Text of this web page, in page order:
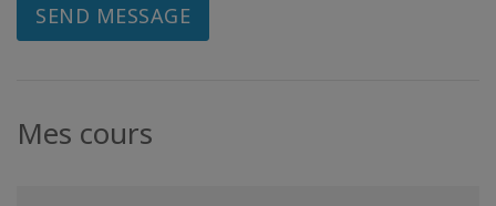
SEND MESSAGE
Mes cours